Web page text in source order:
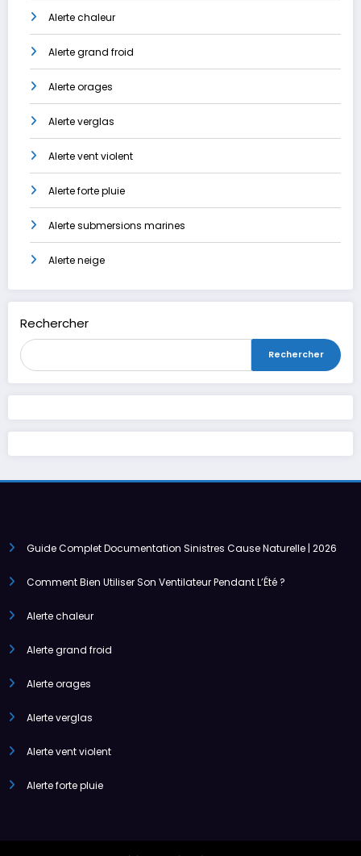
Alerte chaleur
Alerte grand froid
Alerte orages
Alerte verglas
Alerte vent violent
Alerte forte pluie
Alerte submersions marines
Alerte neige
Rechercher
Rechercher
Guide Complet Documentation Sinistres Cause Naturelle | 2026
Comment Bien Utiliser Son Ventilateur Pendant L’Été ?
Alerte chaleur
Alerte grand froid
Alerte orages
Alerte verglas
Alerte vent violent
Alerte forte pluie